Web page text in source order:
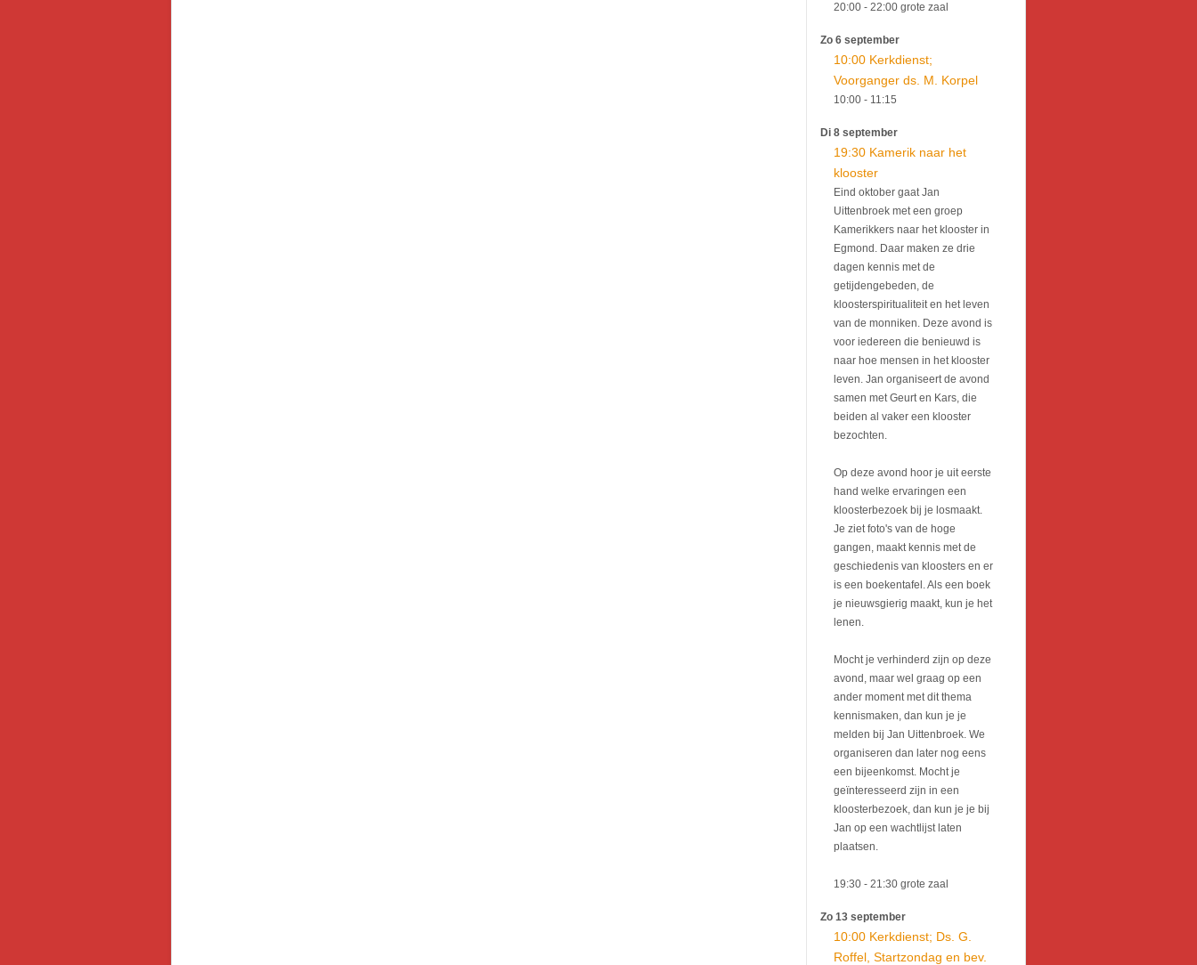
20:00 - 22:00grote zaal
Zo 6 september
10:00 Kerkdienst;
Voorganger ds. M. Korpel
10:00 - 11:15
Di 8 september
19:30 Kamerik naar het
klooster
Eind oktober gaat Jan
Uittenbroek met een groep
Kamerikkers naar het klooster in
Egmond. Daar maken ze drie
dagen kennis met de
getijdengebeden, de
kloosterspiritualiteit en het leven
van de monniken. Deze avond is
voor iedereen die benieuwd is
naar hoe mensen in het klooster
leven. Jan organiseert de avond
samen met Geurt en Kars, die
beiden al vaker een klooster
bezochten.
Op deze avond hoor je uit eerste
hand welke ervaringen een
kloosterbezoek bij je losmaakt.
Je ziet foto's van de hoge
gangen, maakt kennis met de
geschiedenis van kloosters en er
is een boekentafel. Als een boek
je nieuwsgierig maakt, kun je het
lenen.
Mocht je verhinderd zijn op deze
avond, maar wel graag op een
ander moment met dit thema
kennismaken, dan kun je je
melden bij Jan Uittenbroek. We
organiseren dan later nog eens
een bijeenkomst. Mocht je
geïnteresseerd zijn in een
kloosterbezoek, dan kun je je bij
Jan op een wachtlijst laten
plaatsen.
19:30 - 21:30grote zaal
Zo 13 september
10:00 Kerkdienst; Ds. G.
Roffel, Startzondag en bev.